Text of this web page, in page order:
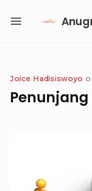
SITE
Joice Hadisiswoyo